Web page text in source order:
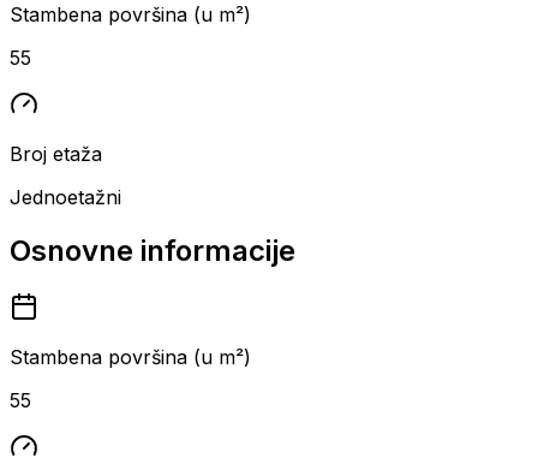
Stambena površina (u m²)
55
Broj etaža
Jednoetažni
Osnovne informacije
Stambena površina (u m²)
55